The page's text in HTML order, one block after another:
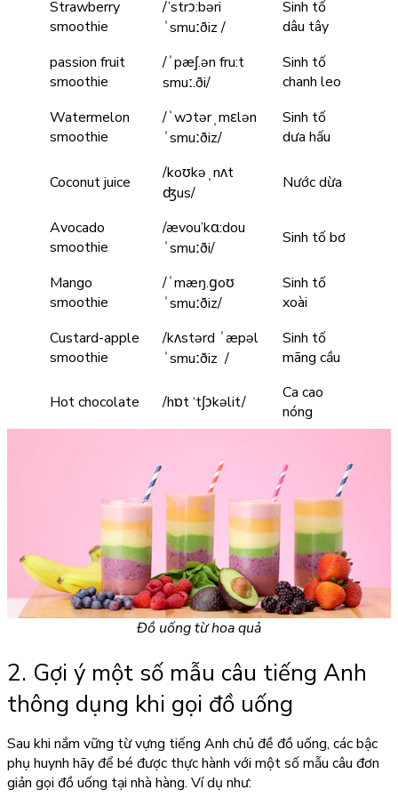
Strawberry
smoothie
/’strɔ:bəri
ˈsmuːðiz /
Sinh tố
dâu tây
passion fruit
smoothie
/ˈpæʃ.ən fru:t
smuː.ði/
Sinh tố
chanh leo
Watermelon
smoothie
/ˈwɔtərˌmɛlən
ˈsmuːðiz/
Sinh tố
dưa hấu
Coconut juice
/koʊkəˌnʌt
ʤus/
Nước dừa
Avocado
smoothie
/ævou’kɑ:dou
ˈsmuːði/
Sinh tố bơ
Mango
smoothie
/ˈmæŋ.ɡoʊ
ˈsmuːðiz/
Sinh tố
xoài
Custard-apple
smoothie
/kʌstərd ˈæpəl
ˈsmuːðiz /
Sinh tố
mãng cầu
Hot chocolate /hɒt ‘tʃɔkəlit/
Ca cao
nóng
Đồ uống từ hoa quả
2. Gợi ý một số mẫu câu tiếng Anh
thông dụng khi gọi đồ uống
Sau khi nắm vững từ vựng tiếng Anh chủ đề đồ uống, các bậc
phụ huynh hãy để bé được thực hành với một số mẫu câu đơn
giản gọi đồ uống tại nhà hàng. Ví dụ như: